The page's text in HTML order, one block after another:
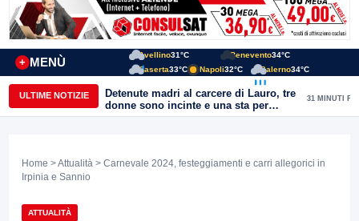
MENÙ
+
Avellino31°C Benevento34°C
Caserta33°C Napoli32°C Salerno34°C
ULTIME NOTIZIE
Detenute madri al carcere di Lauro, tre
donne sono incinte e una sta per
partorire. Ciambriello: Un bambino
31 MINUTI FA
Home >Attualità > Carnevale 2024, festeggiamenti e carri allegorici in
Irpinia e Sannio
ATTUALITÀ